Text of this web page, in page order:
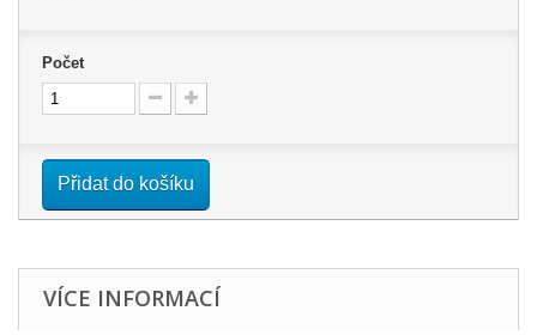
Počet
Přidat do košíku
VÍCE INFORMACÍ